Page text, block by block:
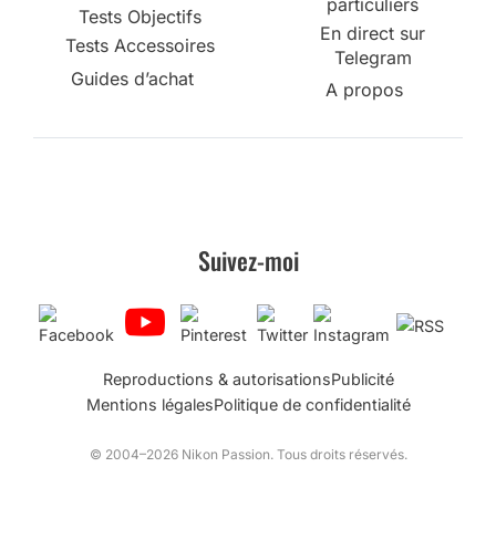
Tests Objectifs
Tests Accessoires
Guides d’achat
En direct sur
Telegram
A propos
Suivez-moi
Reproductions & autorisationsPublicité
Mentions légalesPolitique de confidentialité
© 2004–2026 Nikon Passion. Tous droits réservés.